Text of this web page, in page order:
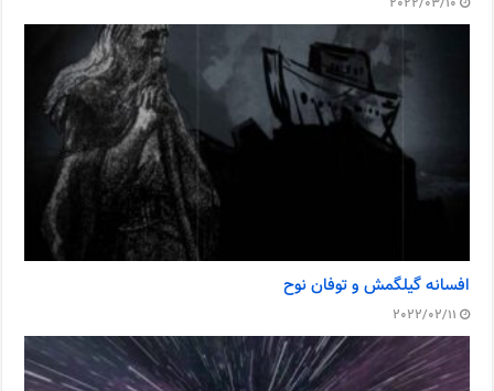
2022/03/10
افسانه گیلگمش و توفان نوح
2022/02/11